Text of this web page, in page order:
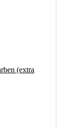
(extra